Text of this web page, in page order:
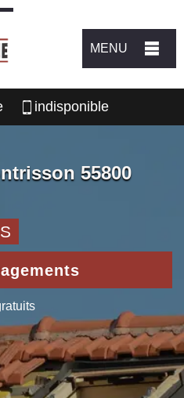
MENU
indisponible
55800